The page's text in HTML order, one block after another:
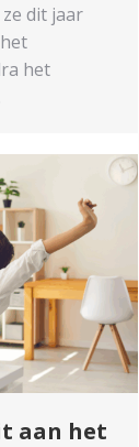
dit jaar
het
aan het